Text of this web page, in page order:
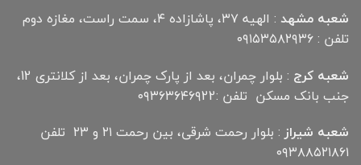
شعبه مشهد
: الهیه ۳۷، پاشازاده ۴، سمت راست، مغازه دوم
تلفن : ۰۹۱۵۳۵۸۲۹۳۶
شعبه کرج
: بلوار چمران، بعد از پارک چمران، بعد از کلانتری 12،
جنب بانک مسکن تلفن :۰۹۳۶۳۶۴۶۹22
شعبه شیراز
: بلوار رحمت شرقی، بین رحمت ۲۱ و ۲۳ تلفن
۰۹۳۸۸۵۲۱۸۶۱